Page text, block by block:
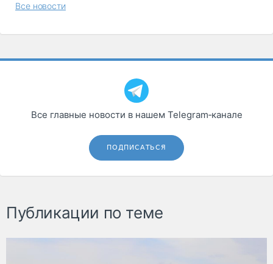
Все новости
Все главные новости в нашем Telegram‑канале
ПОДПИСАТЬСЯ
Публикации по теме